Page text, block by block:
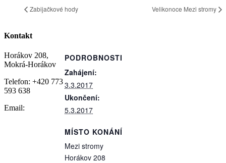
Zabijačkové hody Velikonoce Mezi stromy
PODROBNOSTI
Zahájení:
3.3.2017
Ukončení:
5.3.2017
MÍSTO KONÁNÍ
Mezi stromy
Horákov 208
Kontakt
Horákov 208,
Mokrá-Horákov
Telefon: +420 773
593 638
Email: